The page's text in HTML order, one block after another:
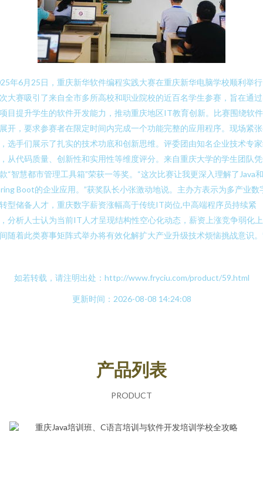
年6月25日，重庆新华软件编程实践大赛在重庆新华电脑学校顺利举
大赛吸引了来自全市多所高校和职业院校的近百名学生参赛，旨在通
目提升学生的软件开发能力，推动重庆地区IT教育创新。比赛围绕软
开，要求参赛者在限定时间内完成一个功能完整的应用程序。现场紧
选手们展示了扎实的技术功底和创新思维。评委团由知名企业技术专
从代码质量、创新性和实用性等维度评分。来自重庆大学的学生团队
“智慧都市管理工具箱”荣获一等奖。“这次比赛让我更深入理解了Java和
Boot的企业应用。”获奖队长小张激动地说。主办方表示为多产业数
型储备人才，重庆数字薪资涨幅高于传统IT岗位,中高端程序员持续紧
分析人士认为当前IT人才呈现结构性空心化动态，薪资上涨竞争弱化
随着此类赛事矩阵式举办将有效化解扩大产业升级技术烦恼挑战意识。
如若转载，请注明出处：http://www.fryciu.com/product/59.html
更新时间：2026-08-08 14:24:08
产品列表
PRODUCT